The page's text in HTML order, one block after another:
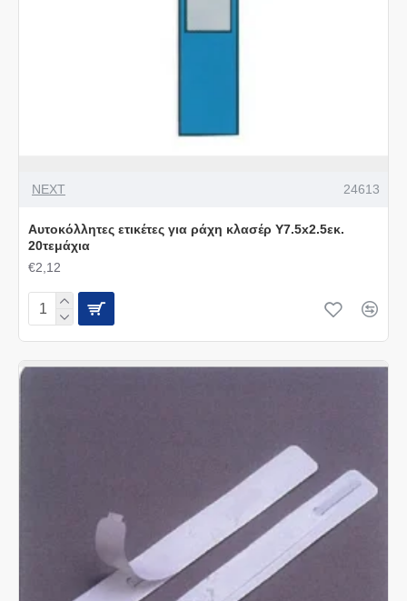
NEXT 24613
Αυτοκόλλητες ετικέτες για ράχη κλασέρ Υ7.5x2.5εκ.
20τεμάχια
€2,12